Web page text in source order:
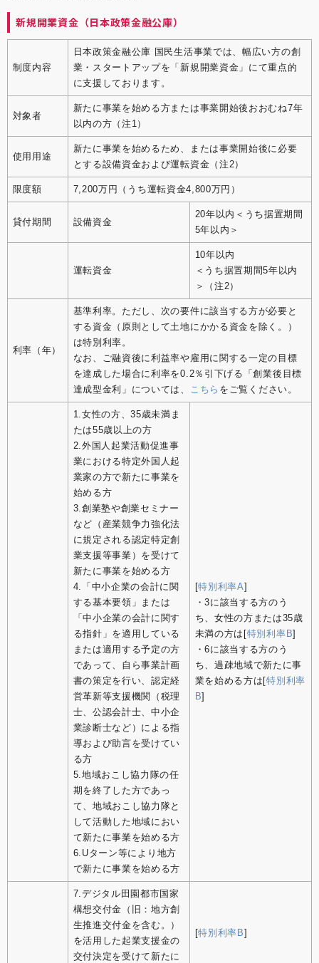
新規開業資金（日本政策金融公庫）
制度内容
日本政策金融公庫 国民生活事業では、幅広い方の創
業・スタートアップを「新規開業資金」にて重点的
に支援しております。
対象者
新たに事業を始める方または事業開始後おおむね7年
以内の方（注1）
使用用途
新たに事業を始めるため、または事業開始後に必要
とする設備資金および運転資金（注2）
限度額 7,200万円（うち運転資金4,800万円）
貸付期間 設備資金
20年以内＜うち据置期間
5年以内＞
運転資金
10年以内
＜うち据置期間5年以内
＞（注2）
利率（年）
基準利率。ただし、次の要件に該当する方が必要と
する資金（原則として土地にかかる資金を除く。）
は特別利率。
なお、ご融資後に利益率や雇用に関する一定の目標
を達成した場合に利率を0.2％引下げる「創業後目標
達成型金利」については、 こちら をご覧ください。
1.女性の方、35歳未満ま
たは55歳以上の方
2.外国人起業活動促進事
業における特定外国人起
業家の方で新たに事業を
始める方
3.創業塾や創業セミナー
など（産業競争力強化法
に規定される認定特定創
業支援等事業）を受けて
新たに事業を始める方
4.「中小企業の会計に関
する基本要領」または
「中小企業の会計に関す
る指針」を適用している
または適用する予定の方
であって、自ら事業計画
書の策定を行い、認定経
営革新等支援機関（税理
士、公認会計士、中小企
業診断士など）による指
導および助言を受けてい
る方
5.地域おこし協力隊の任
期を終了した方であっ
て、地域おこし協力隊と
して活動した地域におい
て新たに事業を始める方
6.Uターン等により地方
で新たに事業を始める方
[特別利率A]
・3に該当する方のう
ち、女性の方または35歳
未満の方は[特別利率B]
・6に該当する方のう
ち、過疎地域で新たに事
業を始める方は[特別利率
B]
7.デジタル田園都市国家
構想交付金（旧：地方創
生推進交付金を含む。）
を活用した起業支援金の
交付決定を受けて新たに
[特別利率B]